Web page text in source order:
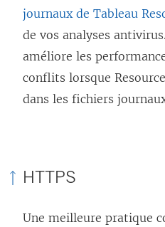
journaux de Tableau
de vos analyses
améliore les
conflits lorsque
dans les fichiers
HTTPS
Une meilleure pratique